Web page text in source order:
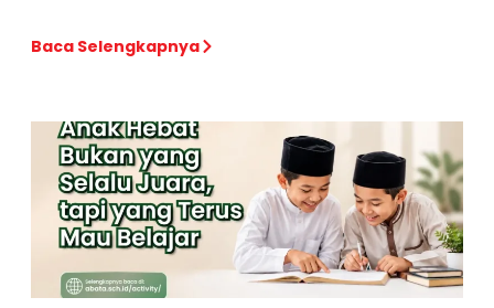
Baca Selengkapnya